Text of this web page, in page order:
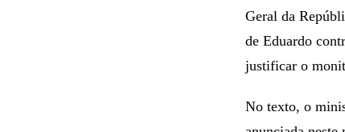
Geral da
de Eduardo
justificar o
No texto, o